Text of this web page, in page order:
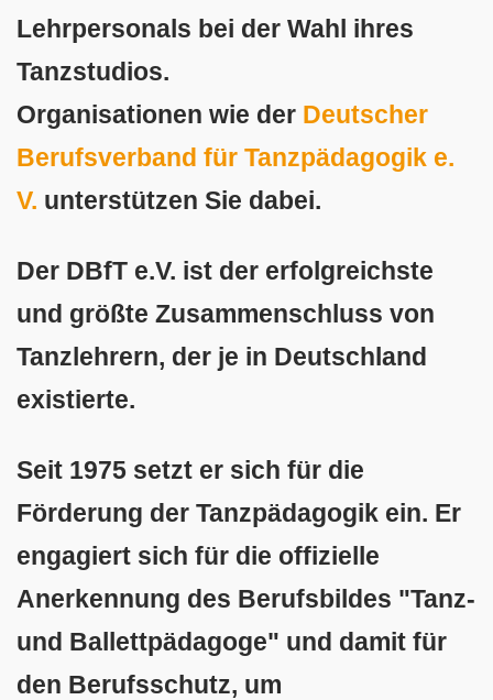
Lehrpersonals bei der Wahl ihres
Tanzstudios.
Organisationen wie der Deutscher
Berufsverband für Tanzpädagogik e.
V. unterstützen Sie dabei.
Der DBfT e.V. ist der erfolgreichste
und größte Zusammenschluss von
Tanzlehrern, der je in Deutschland
existierte.
Seit 1975 setzt er sich für die
Förderung der Tanzpädagogik ein. Er
engagiert sich für die offizielle
Anerkennung des Berufsbildes "Tanz-
und Ballettpädagoge" und damit für
den Berufsschutz, um